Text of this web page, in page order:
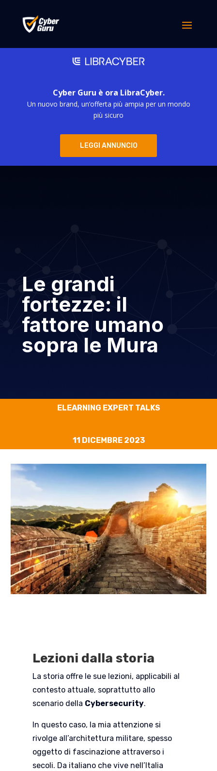
Cyber Guru è ora LibraCyber.
Un nuovo brand, un’offerta più ampia per un mondo
più sicuro
LEGGI ANNUNCIO
Le grandi
fortezze: il
fattore umano
sopra le Mura
ELEARNING EXPERT TALKS
11 DICEMBRE 2023
Lezioni dalla storia
La storia offre le sue lezioni, applicabili al
contesto attuale, soprattutto allo
scenario della Cybersecurity.
In questo caso, la mia attenzione si
rivolge all’architettura militare, spesso
oggetto di fascinazione attraverso i
secoli. Da italiano che vive nell’Italia